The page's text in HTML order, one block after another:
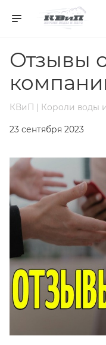
Отзывы
КВиП | Короли воды
23 сентября 2023